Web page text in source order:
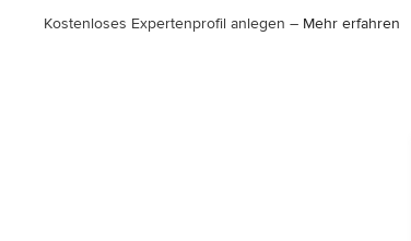
Kostenloses Expertenprofil anlegen – Mehr erfahren